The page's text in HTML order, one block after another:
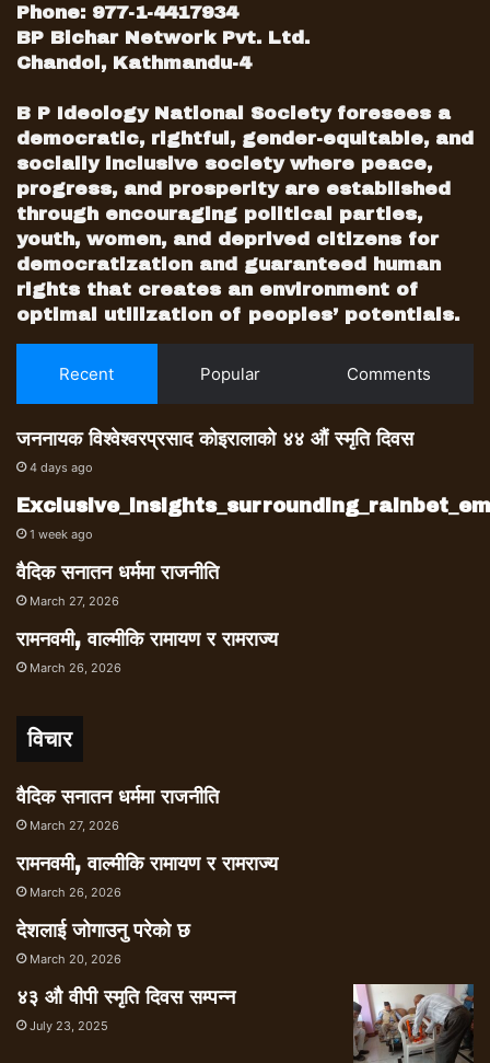
Phone: 977-1-4417934
BP Bichar Network Pvt. Ltd.
Chandol, Kathmandu-4
B P Ideology National Society foresees a
democratic, rightful, gender-equitable, and
socially inclusive society where peace,
progress, and prosperity are established
through encouraging political parties,
youth, women, and deprived citizens for
democratization and guaranteed human
rights that creates an environment of
optimal utilization of peoples’ potentials.
Recent Popular Comments
जननायक विश्वेश्वरप्रसाद कोइरालाको ४४ औं स्मृति दिवस
4 days ago
1 week ago
वैदिक सनातन धर्ममा राजनीति
March 27, 2026
रामनवमी, वाल्मीकि रामायण र रामराज्य
March 26, 2026
विचार
वैदिक सनातन धर्ममा राजनीति
March 27, 2026
रामनवमी, वाल्मीकि रामायण र रामराज्य
March 26, 2026
देशलाई जोगाउनु परेको छ
March 20, 2026
४३ औ वीपी स्मृति दिवस सम्पन्न
July 23, 2025